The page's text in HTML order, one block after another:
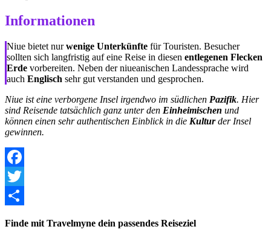
Informationen
Niue bietet nurwenige Unterkünfte für Touristen. Besucher
sollten sich langfristig auf eine Reise in diesen entlegenen Flecken
Erde vorbereiten. Neben der niueanischen Landessprache wird
auch Englisch sehr gut verstanden und gesprochen.
Niue ist eine verborgene Insel irgendwo im südlichen Pazifik. Hier
sind Reisende tatsächlich ganz unter den Einheimischen und
können einen sehr authentischen Einblick in die Kulturder Insel
gewinnen.
Facebook
Twitter
Finde mit Travelmyne dein passendes Reiseziel